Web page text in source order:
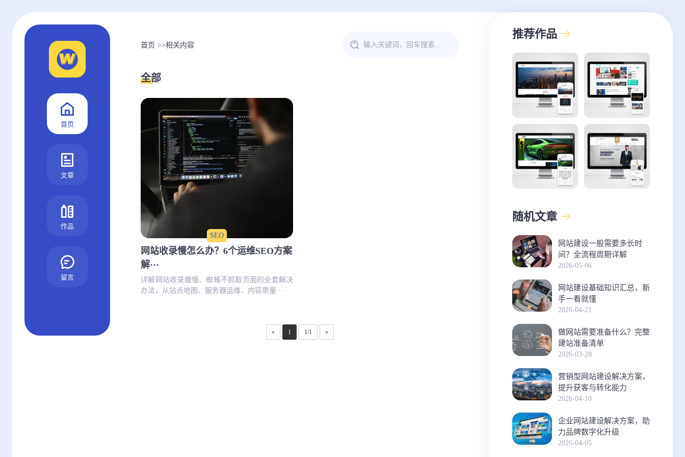
首页
文章
作品
留言
首页 >>相关内容
全部
SEO
网站收录慢怎么办？6个运维SEO方案
解···
详解网站收录缓慢、蜘蛛不抓取页面的全套解决
办法，从站点地图、服务器运维、内容质量···
« 1 1/1 »
推荐作品
随机文章
网站建设一般需要多长时
间？全流程周期详解
2026-05-06
网站建设基础知识汇总，新
手一看就懂
2026-04-21
做网站需要准备什么？完整
建站准备清单
2026-03-28
营销型网站建设解决方案，
提升获客与转化能力
2026-04-10
企业网站建设解决方案，助
力品牌数字化升级
2026-04-05